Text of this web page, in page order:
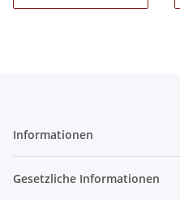
Informationen
Gesetzliche Informationen